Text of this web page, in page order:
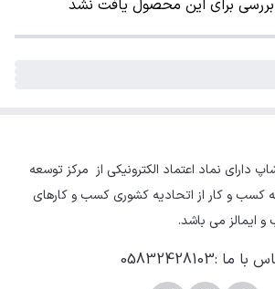
برای این محصول یافت نشد
و ایمالز می باشد.
با ما :
05832428103